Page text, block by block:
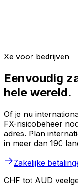
Xe voor bedrijven
Eenvoudig
hele wereld.
Of je nu
FX-risicobeheer
adres. Plan
in meer dan 190
Zakelijke
CHF tot AUD